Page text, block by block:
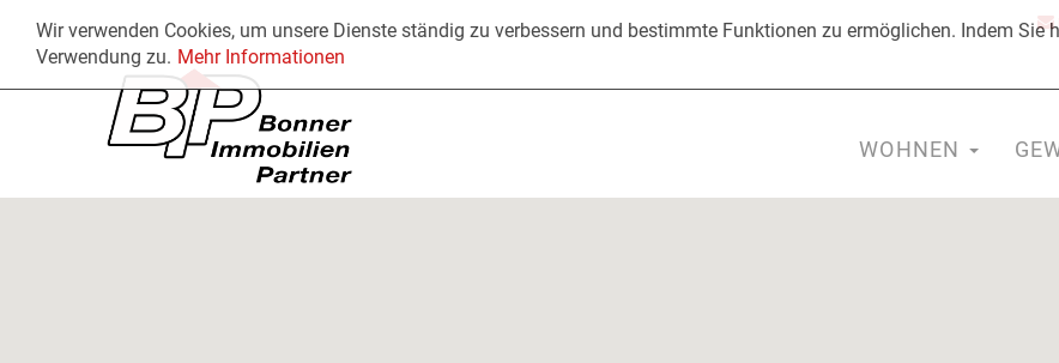
WOHNEN
Wir verwenden Cookies, um unsere Dienste ständig zu verbessern und bestimmte Funktionen zu ermöglichen. Indem Sie
Verwendung zu. Mehr Informationen